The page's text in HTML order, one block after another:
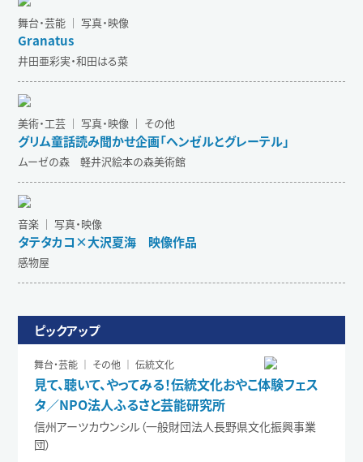
舞台・芸能 ｜ 写真・映像
Granatus
井田亜彩実・和田はる菜
美術・工芸 ｜ 写真・映像 ｜ その他
グリム童話読み聞かせ企画「ヘンゼルとグレーテル」
ムーゼの森 軽井沢絵本の森美術館
音楽 ｜ 写真・映像
タテタカコ×大沢夏海 映像作品
感物屋
ピックアップ
舞台・芸能 ｜ その他 ｜ 伝統文化
見て、聴いて、やってみる！伝統文化おやこ体験フェス
タ／NPO法人ふるさと芸能研究所
信州アーツカウンシル（一般財団法人長野県文化振興事業
団）